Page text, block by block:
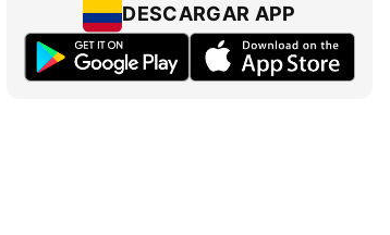
DESCARGAR APP